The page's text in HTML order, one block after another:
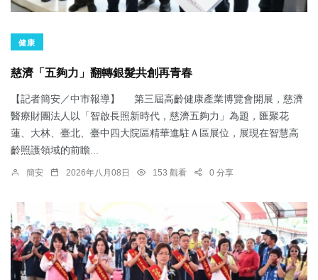
健康
慈濟「五夠力」翻轉銀髮共創再青春
【記者簡安／中市報導】 第三屆高齡健康產業博覽會開展，慈濟
醫療財團法人以「智啟長照新時代，慈濟五夠力」為題，匯聚花
蓮、大林、臺北、臺中四大院區精華進駐Ａ區展位，展現在智慧高
齡照護領域的前瞻...
簡安 2026年八月08日 153 觀看 0 分享